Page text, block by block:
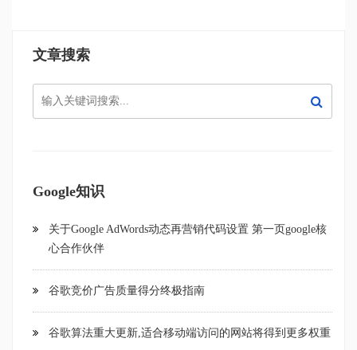
文章搜索
Google知识
关于Google AdWords动态再营销代码设置 第一页google核
心合作伙伴
谷歌竞价广告质量得分终极指南
谷歌算法重大更新,适合移动端访问的网站将得到更多权重